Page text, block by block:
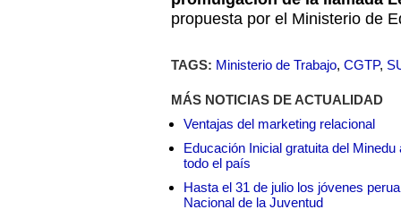
propuesta por el Ministerio de
TAGS: Ministerio de Trabajo, CGTP,
MÁS NOTICIAS DE ACTUALIDAD
Ventajas del marketing relacional
Educación Inicial gratuita del
todo el país
Hasta el 31 de julio los jóvenes
Nacional de la Juventud